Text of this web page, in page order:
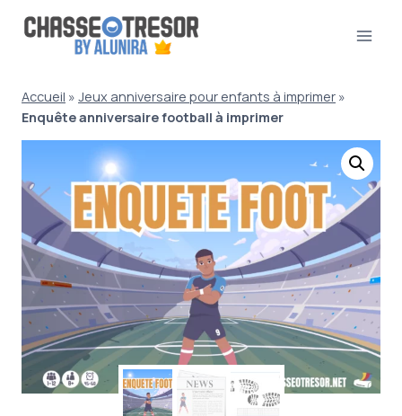
Aller
Accueil » Jeux anniversaire pour enfants à imprimer »
Enquête anniversaire football à imprimer